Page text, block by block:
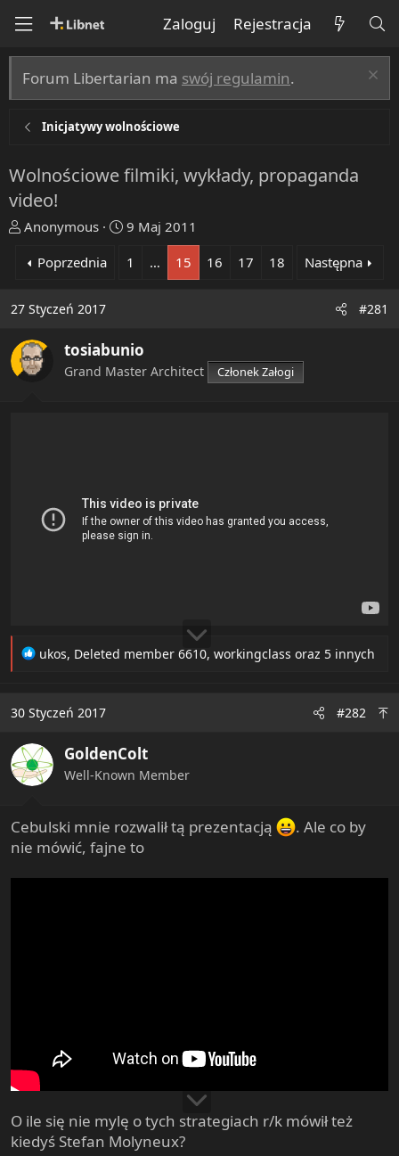
Zaloguj Rejestracja
Forum Libertarian ma swój regulamin.
Inicjatywy wolnościowe
Wolnościowe filmiki, wykłady, propaganda
video!
T
r
a
d
s
t
a
Anonymous
R
z
ę
t
9 Maj 2011
Poprzednia
1 … 15 16 17 18 Następna
27 Styczeń 2017 #281
tosiabunio
Grand Master Architect Członek Załogi
R
t
o
n
s
ukos, Deleted member 6610, workingclass oraz 5 innych
30 Styczeń 2017 #282
GoldenColt
Well-Known Member
Cebulski mnie rozwalił tą prezentacją
. Ale co by
nie mówić, fajne to
O ile się nie mylę o tych strategiach r/k mówił też
kiedyś Stefan Molyneux?